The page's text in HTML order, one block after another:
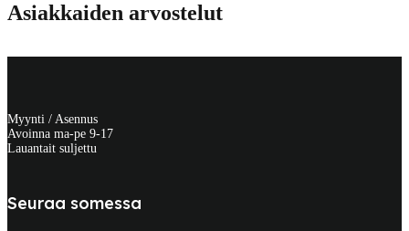
Asiakkaiden arvostelut
Myynti / Asennus
Avoinna ma-pe 9-17
Lauantait suljettu
Seuraa somessa